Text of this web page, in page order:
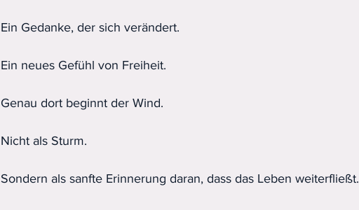
Ein Gedanke, der sich verändert.
Ein neues Gefühl von Freiheit.
Genau dort beginnt der Wind.
Nicht als Sturm.
Sondern als sanfte Erinnerung daran, dass das Leben weiterfließt.